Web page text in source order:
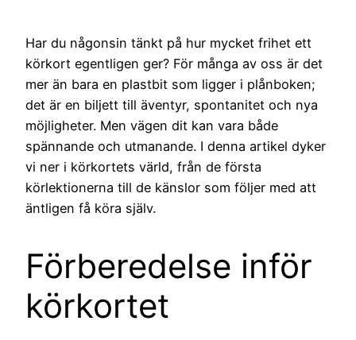
Har du någonsin tänkt på hur mycket frihet ett
körkort egentligen ger? För många av oss är det
mer än bara en plastbit som ligger i plånboken;
det är en biljett till äventyr, spontanitet och nya
möjligheter. Men vägen dit kan vara både
spännande och utmanande. I denna artikel dyker
vi ner i körkortets värld, från de första
körlektionerna till de känslor som följer med att
äntligen få köra själv.
Förberedelse inför
körkortet